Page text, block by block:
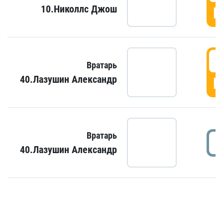
10.Николлс Джош
Вратарь
40.Лазушин Александр
Вратарь
40.Лазушин Александр